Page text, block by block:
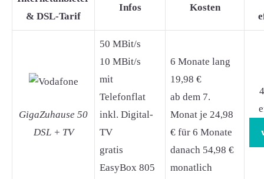
& DSL-Tarif
Infos Kosten
GigaZuhause 50
DSL + TV
50 MBit/s
10 MBit/s
mit
Telefonflat
inkl. Digital-
TV
gratis
EasyBox 805
6 Monate lang
19,98 €
ab dem 7.
Monat je 24,98
€ für 6 Monate
danach 54,98 €
monatlich